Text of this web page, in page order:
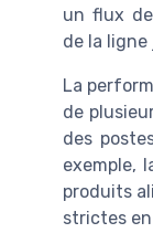
un flux
de la ligne
La
de
des
exemple,
produits
strictes